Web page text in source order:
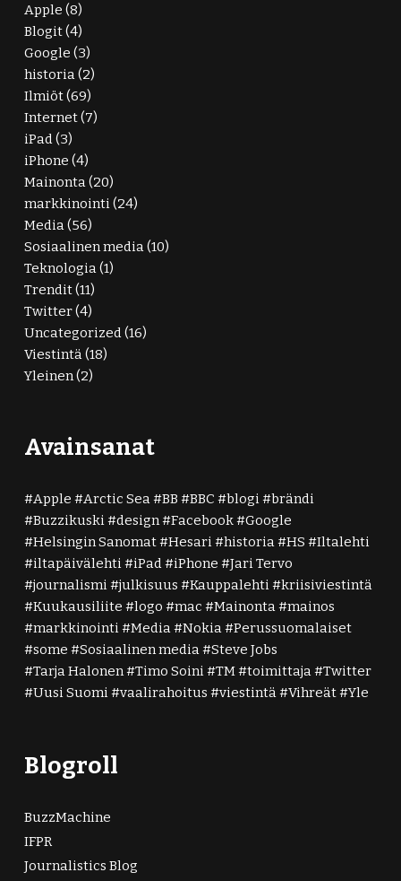
Apple (8)
Blogit(4)
Google (3)
historia(2)
Ilmiöt(69)
Internet(7)
iPad(3)
iPhone (4)
Mainonta(20)
markkinointi(24)
Media(56)
Sosiaalinen media(10)
Teknologia(1)
Trendit(11)
Twitter(4)
Uncategorized(16)
Viestintä(18)
Yleinen(2)
Avainsanat
Apple Arctic Sea BB BBC blogi
brändi
Buzzikuski
design Facebook
Google
Helsingin Sanomat
Hesari historia HS
Iltalehti
iltapäivälehti
iPad iPhone
Jari Tervo
journalismi
julkisuus Kauppalehti
kriisiviestintä
Kuukausiliite
logo mac Mainonta
mainos
markkinointi
Media Nokia
Perussuomalaiset
some
Sosiaalinen media
Steve Jobs
Tarja Halonen
Timo Soini TM toimittaja
Twitter
Uusi Suomi
vaalirahoitus viestintä Vihreät Yle
Blogroll
BuzzMachine
IFPR
Journalistics Blog